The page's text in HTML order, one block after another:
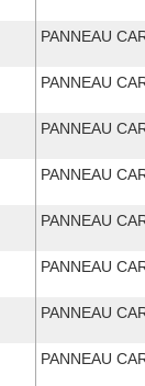
PANNEAU
PANNEAU
PANNEAU
PANNEAU
PANNEAU
PANNEAU
PANNEAU
PANNEAU